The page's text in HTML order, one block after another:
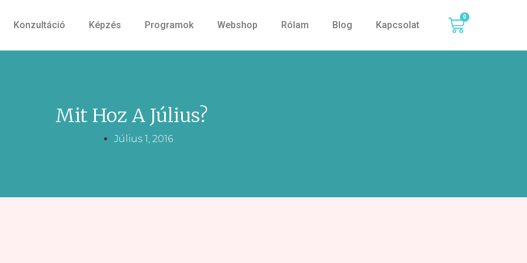
Konzultáció Képzés Programok Webshop Rólam Blog Kapcsolat
0
Mit Hoz A Július?
Július 1, 2016